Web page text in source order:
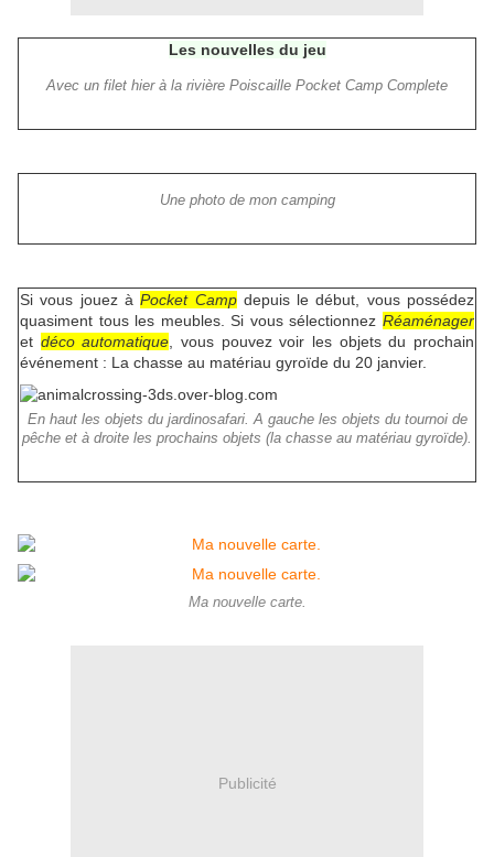
Les nouvelles du jeu
Avec un filet hier à la rivière Poiscaille Pocket Camp Complete
Une photo de mon camping
Si vous jouez àPocket Campdepuis le début, vous possédez
quasiment tous les meubles. Si vous sélectionnez Réaménager
et déco automatique , vous pouvez voir les objets du prochain
événement : La chasse au matériau gyroïde du 20 janvier.
En haut les objets du jardinosafari. A gauche les objets du tournoi de
pêche et à droite les prochains objets (la chasse au matériau gyroïde).
Ma nouvelle carte.
Publicité